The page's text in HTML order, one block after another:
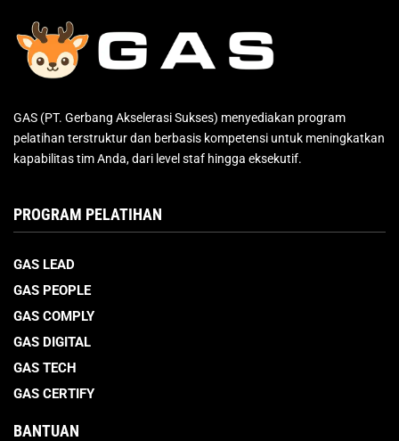
GAS (PT. Gerbang Akselerasi Sukses) menyediakan program
pelatihan terstruktur dan berbasis kompetensi untuk meningkatkan
kapabilitas tim Anda, dari level staf hingga eksekutif.
PROGRAM PELATIHAN
GAS LEAD
GAS PEOPLE
GAS COMPLY
GAS DIGITAL
GAS TECH
GAS CERTIFY
BANTUAN